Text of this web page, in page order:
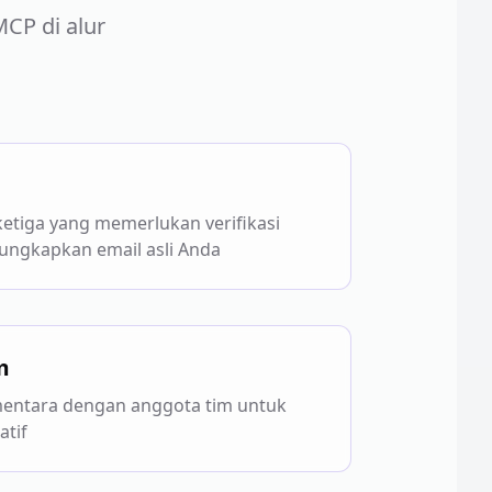
di alur
yang memerlukan verifikasi
email asli Anda
dengan anggota tim untuk